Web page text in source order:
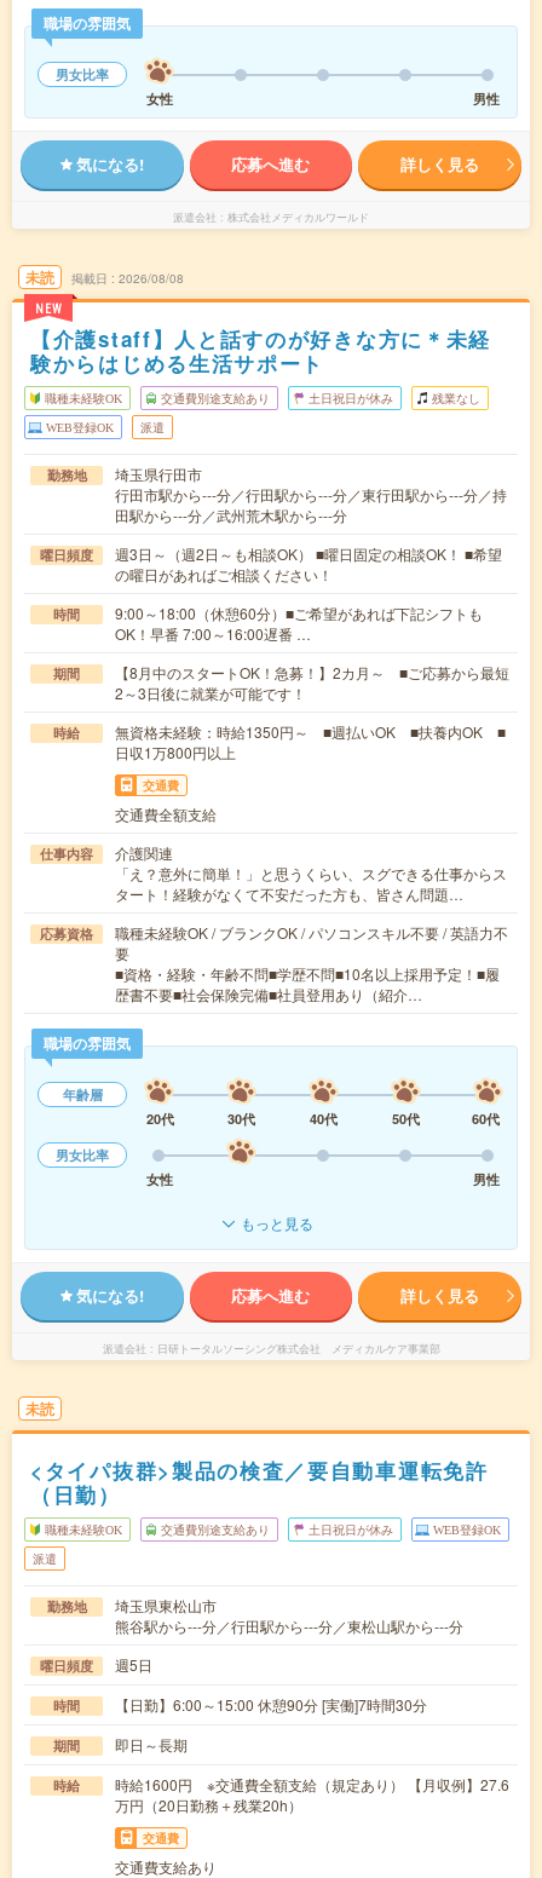
職場の雰囲気
男女比率
女性
男性
気になる! 応募へ進む 詳しく見る
派遣会社 株式会社メディカルワールド
未読
NEW
掲載日 2026/08/08
【介護staff】人と話すのが好きな方に＊未経
験からはじめる生活サポート
職種未経験OK 交通費別途支給あり 土日祝日が休み 残業なし
WEB登録OK 派遣
勤務地
埼玉県行田市
行田市駅から---分／行田駅から---分／東行田駅から---分／持
田駅から---分／武州荒木駅から---分
曜日頻度
週3日～（週2日～も相談OK） ■曜日固定の相談OK！ ■希望
の曜日があればご相談ください！
時間
9:00～18:00（休憩60分）■ご希望があれば下記シフトも
OK！早番 7:00～16:00遅番 …
期間
【8月中のスタートOK！急募！】2カ月～ ■ご応募から最短
2～3日後に就業が可能です！
時給
無資格未経験：時給1350円～ ■週払いOK ■扶養内OK ■
日収1万800円以上
交通費
交通費全額支給
仕事内容
介護関連
「え？意外に簡単！」と思うくらい、スグできる仕事からス
タート！経験がなくて不安だった方も、皆さん問題…
応募資格
職種未経験OK / ブランクOK / パソコンスキル不要 / 英語力不
要
■資格・経験・年齢不問■学歴不問■10名以上採用予定！■履
歴書不要■社会保険完備■社員登用あり（紹介…
職場の雰囲気
年齢層
20代
30代 40代 50代
60代
男女比率
女性
男性
もっと見る
気になる! 応募へ進む 詳しく見る
派遣会社 日研トータルソーシング株式会社 メディカルケア事業部
未読
<タイパ抜群>製品の検査／要自動車運転免許
（日勤）
職種未経験OK 交通費別途支給あり 土日祝日が休み WEB登録OK
派遣
勤務地
埼玉県東松山市
熊谷駅から---分／行田駅から---分／東松山駅から---分
曜日頻度 週5日
時間 【日勤】6:00～15:00 休憩90分 [実働]7時間30分
期間 即日～長期
時給
時給1600円 ※交通費全額支給（規定あり） 【月収例】27.6
万円（20日勤務＋残業20h）
交通費
交通費支給あり